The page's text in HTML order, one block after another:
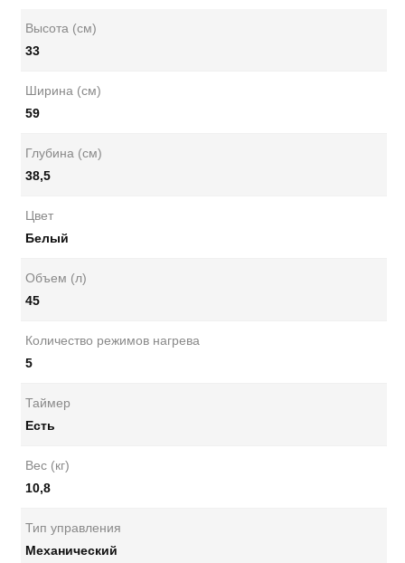
Высота (см)
33
Ширина (см)
59
Глубина (см)
38,5
Цвет
Белый
Объем (л)
45
Количество режимов нагрева
5
Таймер
Есть
Вес (кг)
10,8
Тип управления
Механический